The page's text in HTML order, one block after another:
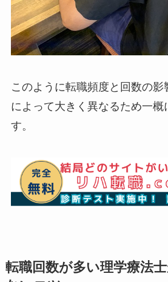
このように転職頻度と回数の影
によって大きく異なるため一概
す。
転職回数が多い理学療法